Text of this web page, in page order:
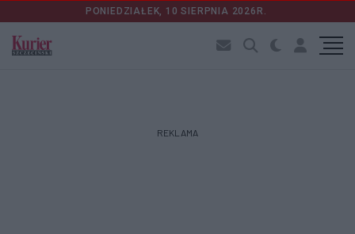
PONIEDZIAŁEK, 10 SIERPNIA 2026R.
REKLAMA